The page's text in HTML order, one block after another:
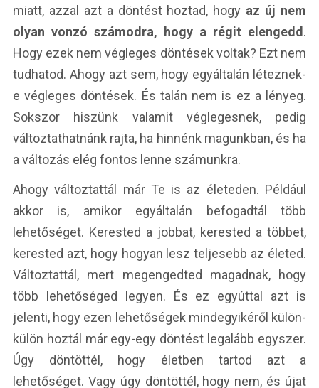
miatt, azzal azt a döntést hoztad, hogy az új nem
olyan vonzó számodra, hogy a régit elengedd.
Hogy ezek nem végleges döntések voltak? Ezt nem
tudhatod. Ahogy azt sem, hogy egyáltalán léteznek-
e végleges döntések. És talán nem is ez a lényeg.
Sokszor hiszünk valamit véglegesnek, pedig
változtathatnánk rajta, ha hinnénk magunkban, és ha
a változás elég fontos lenne számunkra.
Ahogy változtattál már Te is az életeden. Például
akkor is, amikor egyáltalán befogadtál több
lehetőséget. Kerested a jobbat, kerested a többet,
kerested azt, hogy hogyan lesz teljesebb az életed.
Változtattál, mert megengedted magadnak, hogy
több lehetőséged legyen. És ez egyúttal azt is
jelenti, hogy ezen lehetőségek mindegyikéről külön-
külön hoztál már egy-egy döntést legalább egyszer.
Úgy döntöttél, hogy életben tartod azt a
lehetőséget. Vagy úgy döntöttél, hogy nem, és újat